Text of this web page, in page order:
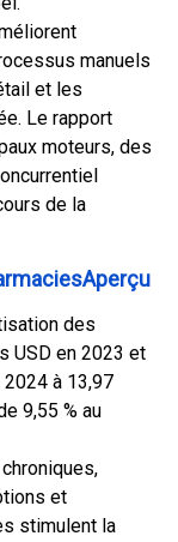
manuels
et les
Le rapport
moteurs, des
de la
des
USD en 2023 et
à 13,97
9,55 % au
et
stimulent la